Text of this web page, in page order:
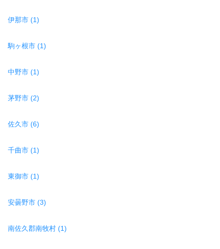
伊那市 (1)
駒ヶ根市 (1)
中野市 (1)
茅野市 (2)
佐久市 (6)
千曲市 (1)
東御市 (1)
安曇野市 (3)
南佐久郡南牧村 (1)